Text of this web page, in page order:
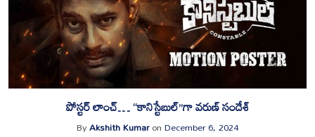
పోస్టర్ లాంచ్… “కానిస్టేబుల్”గా వరుణ్ సందేశ్
ByAkshith KumaronDecember 6, 2024